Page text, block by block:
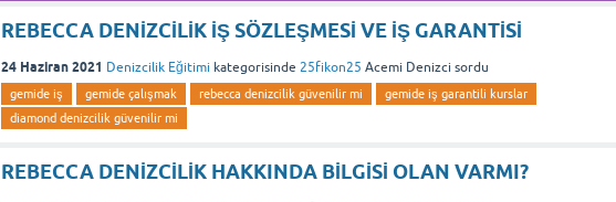
REBECCA DENİZCİLİK İŞ SÖZLEŞMESİ VE İŞ GARANTİSİ
24 Haziran 2021 Denizcilik Eğitimi kategorisinde 25fikon25 Acemi Denizci sordu
gemide iş gemide çalışmak rebecca denizcilik güvenilir mi
gemide iş garantili kurslar
diamond denizcilik güvenilir mi
REBECCA DENİZCİLİK HAKKINDA BİLGİSİ OLAN VARMI?